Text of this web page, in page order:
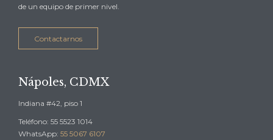
de un equipo de primer nivel.
Contactarnos
Nápoles, CDMX
Indiana #42, piso 1
Teléfono: 55 5523 1014
WhatsApp: 55 5067 6107